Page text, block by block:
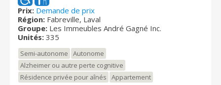
exceptionnel qui conjugue des espaces intérieurs
uniques et innovants aux éléments enchanteurs de la
nature. On y retrouve la plus grande salle d’activités
jamais vue, un restaurant digne de son chef, des
espaces gais et meublés pour votre confort et vos
besoins. Les Appartements de la Rive disposent de
317 appartements et de 18 suites privées proposées
aux personnes nécessitant des soins de santé et
Prix: Demande de prix
Région: Fabreville, Laval
Groupe: Les Immeubles André Gagné Inc.
Unités: 335
Semi-autonome
Autonome
Alzheimer ou autre perte cognitive
Résidence privée pour aînés
Appartement